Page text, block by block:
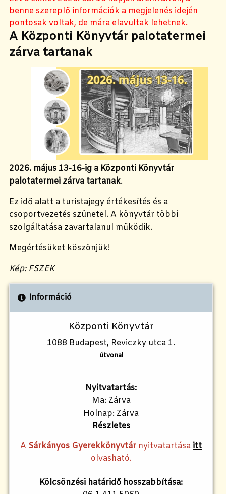
benne szereplő információk a megjelenés idején
pontosak voltak, de mára elavultak lehetnek.
A Központi Könyvtár palotatermei
zárva tartanak
2026. május 13-16-ig a Központi Könyvtár
palotatermei zárva tartanak.
Ez idő alatt a turistajegy értékesítés és a
csoportvezetés szünetel. A könyvtár többi
szolgáltatása zavartalanul működik.
Megértésüket köszönjük!
Kép: FSZEK
Információ
Központi Könyvtár
1088 Budapest, Reviczky utca 1.
útvonal
Nyitvatartás:
Ma: Zárva
Holnap: Zárva
Részletes
A Sárkányos Gyerekkönyvtár nyitvatartásaitt
olvasható.
Kölcsönzési határidő hosszabbítása: